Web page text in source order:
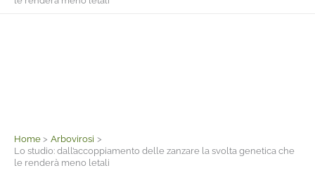
Home
Arbovirosi
Lo studio: dall’accoppiamento delle zanzare la svolta genetica che
le renderà meno letali